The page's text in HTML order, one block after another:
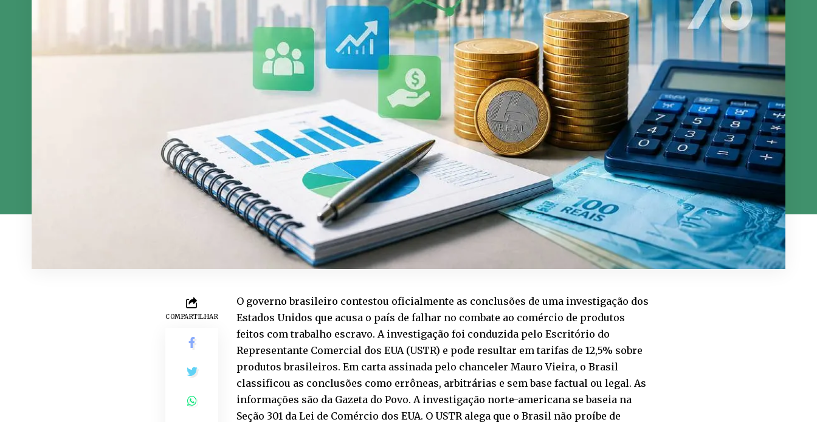
COMPARTILHAR
O governo brasileiro contestou oficialmente as conclusões de uma investigação dos
Estados Unidos que acusa o país de falhar no combate ao comércio de produtos
feitos com trabalho escravo. A investigação foi conduzida pelo Escritório do
Representante Comercial dos EUA (USTR) e pode resultar em tarifas de 12,5% sobre
produtos brasileiros. Em carta assinada pelo chanceler Mauro Vieira, o Brasil
classificou as conclusões como errôneas, arbitrárias e sem base factual ou legal. As
informações são da Gazeta do Povo. A investigação norte-americana se baseia na
Seção 301 da Lei de Comércio dos EUA. O USTR alega que o Brasil não proíbe de